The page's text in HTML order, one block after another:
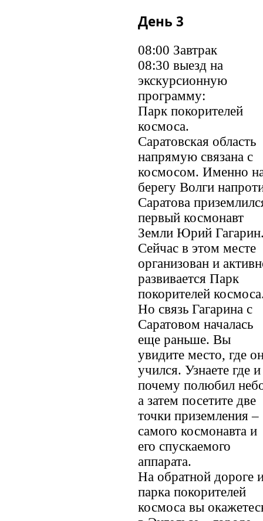
День 3
08:00 Завтрак
08:30 выезд на
экскурсионную
программу:
Парк покорителей
космоса.
Саратовская область
напрямую связана с
космосом. Именно
берегу Волги
Саратова
первый космонавт
Земли Юрий
Сейчас в этом месте
организован и
развивается Парк
покорителей
Но связь Гагарина с
Саратовом началась
еще раньше. Вы
увидите место, где
учился. Узнаете где и
почему полюбил
а затем посетите две
точки приземления –
самого космонавта и
его спускаемого
аппарата.
На обратной дороге
парка покорителей
космоса вы